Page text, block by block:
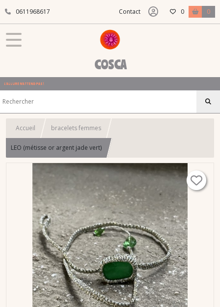
0611968617 Contact 0 0
COSCA
L'ALLURE N'ATTEND PAS !
Accueil bracelets femmes
LEO (métisse or argent jade vert)